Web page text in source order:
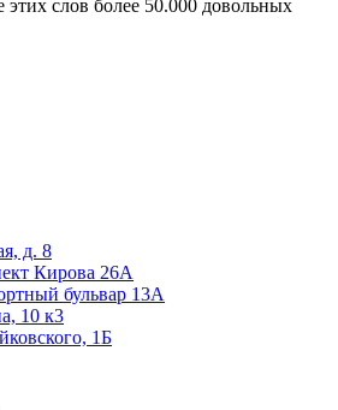
слов более 50.000 довольных
д. 8
Кирова 26А
бульвар 13А
10 к3
1Б